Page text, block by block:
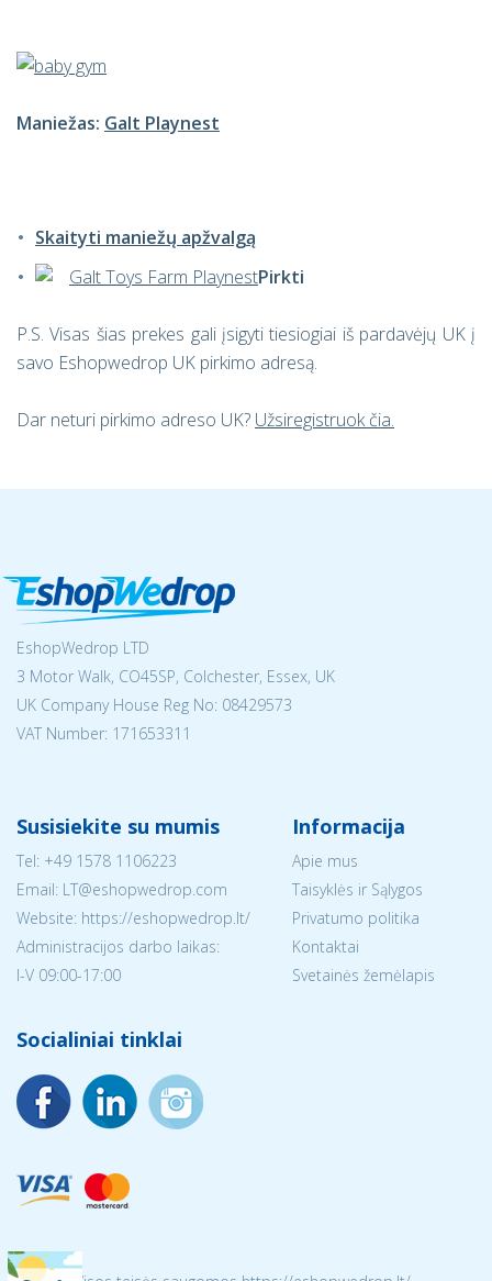
Maniežas: Galt Playnest
Skaityti maniežų apžvalgą
Galt Toys Farm PlaynestPirkti
P.S. Visas šias prekes gali įsigyti tiesiogiai iš pardavėjų UK į
savo Eshopwedrop UK pirkimo adresą.
Dar neturi pirkimo adreso UK? Užsiregistruok čia.
EshopWedrop LTD
3 Motor Walk, CO45SP, Colchester, Essex, UK
UK Company House Reg No: 08429573
VAT Number: 171653311
Susisiekite su mumis
Tel: +49 1578 1106223
Email: LT@eshopwedrop.com
Website: https://eshopwedrop.lt/
Administracijos darbo laikas:
I-V 09:00-17:00
Informacija
Apie mus
Taisyklės ir Sąlygos
Privatumo politika
Kontaktai
Svetainės žemėlapis
Socialiniai tinklai